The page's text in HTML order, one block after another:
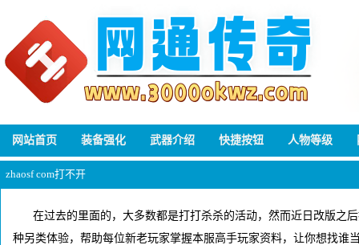
网站首页 装备强化 武器介绍 快捷按钮 人物等级
zhaosf com打不开
在过去的里面的，大多数都是打打杀杀的活动，然而近日改版之
种另类体验，帮助每位新老玩家掌握本服高手玩家资料，让你想找谁